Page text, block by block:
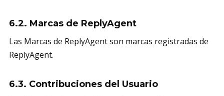
6.2. Marcas de ReplyAgent
Las Marcas de ReplyAgent son marcas registradas de
ReplyAgent.
6.3. Contribuciones del Usuario